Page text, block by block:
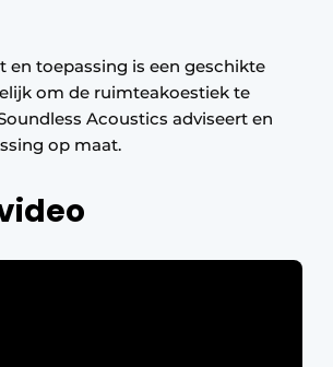
en toepassing is een geschikte
om de ruimteakoestiek te
Acoustics adviseert en
op maat.